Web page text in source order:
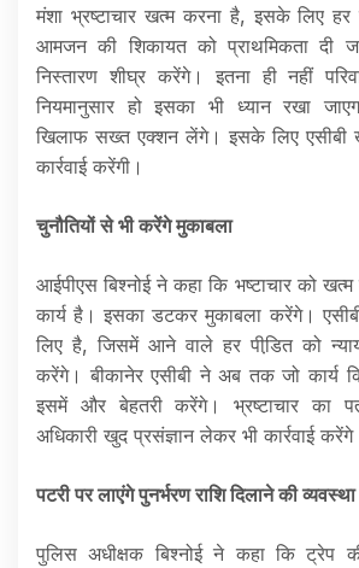
मंशा भ्रष्टाचार खत्म करना है, इसके लिए
आमजन की शिकायत को प्राथमिकता दी
निस्तारण शीघ्र करेंगे। इतना ही नहीं
नियमानुसार हो इसका भी ध्यान रखा
खिलाफ सख्त एक्शन लेंगे। इसके लिए एसीबी
कार्रवाई करेंगी।
चुनौतियों से भी करेंगे मुकाबला
आईपीएस बिश्नोई ने कहा कि भष्टाचार को खत्म
कार्य है। इसका डटकर मुकाबला करेंगे।
लिए है, जिसमें आने वाले हर पीडि़त को
करेंगे। बीकानेर एसीबी ने अब तक जो कार्य
इसमें और बेहतरी करेंगे। भ्रष्टाचार का
अधिकारी खुद प्रसंज्ञान लेकर भी कार्रवाई
पटरी पर लाएंगे पुनर्भरण राशि दिलाने की
पुलिस अधीक्षक बिश्नोई ने कहा कि ट्रेप